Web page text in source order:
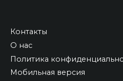
Контакты
О нас
Политика
Мобильная версия